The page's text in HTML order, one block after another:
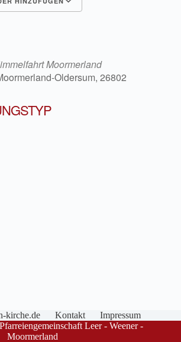
Moormerland
Oldersum, 26802
kirche.de Kontakt
Impressum
Leer - Weener -
Moormerland